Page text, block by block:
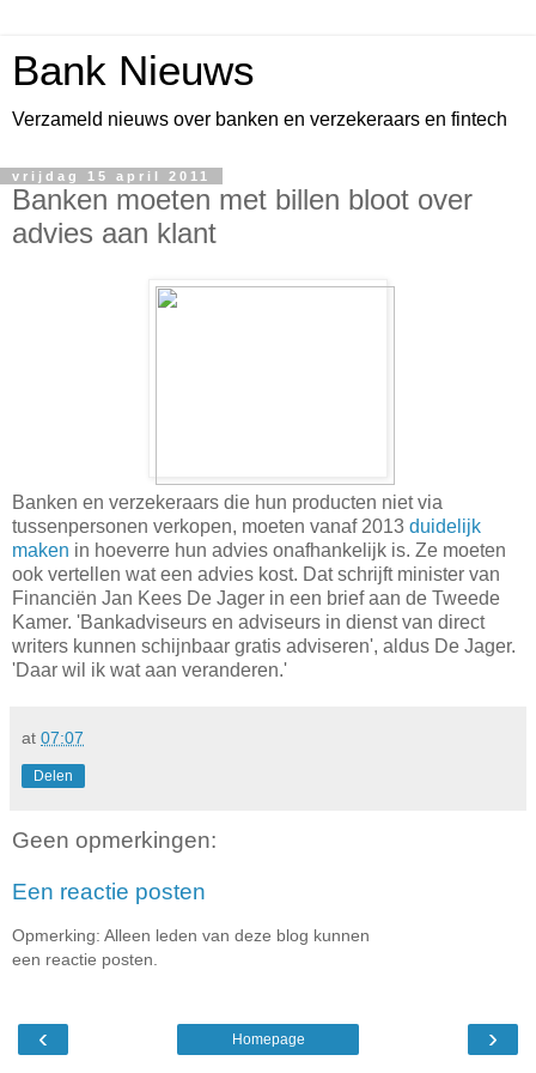
Bank Nieuws
Verzameld nieuws over banken en verzekeraars en fintech
vrijdag 15 april 2011
Banken moeten met billen bloot over
advies aan klant
Banken en verzekeraars die hun producten niet via
tussenpersonen verkopen, moeten vanaf 2013 duidelijk
maken in hoeverre hun advies onafhankelijk is. Ze moeten
ook vertellen wat een advies kost. Dat schrijft minister van
Financiën Jan Kees De Jager in een brief aan de Tweede
Kamer. 'Bankadviseurs en adviseurs in dienst van direct
writers kunnen schijnbaar gratis adviseren', aldus De Jager.
'Daar wil ik wat aan veranderen.'
at 07:07
Delen
Geen opmerkingen:
Een reactie posten
Opmerking: Alleen leden van deze blog kunnen
een reactie posten.
‹ ›
Homepage